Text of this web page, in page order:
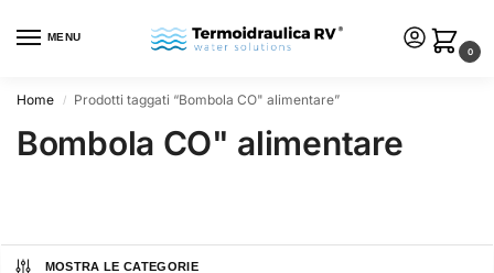
MENU
0
Home / Prodotti taggati “Bombola CO" alimentare”
Bombola CO" alimentare
MOSTRA LE CATEGORIE